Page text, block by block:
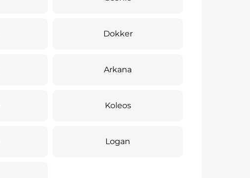
Dokker
Arkana
Koleos
Logan